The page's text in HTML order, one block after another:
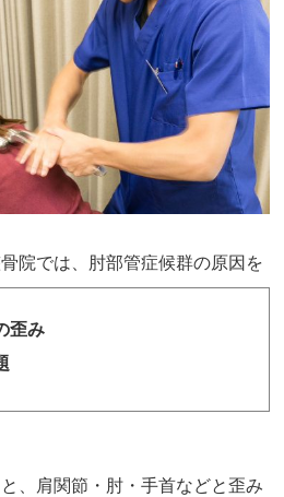
院では、肘部管症候群の原因を
歪み
、肩関節・肘・手首などと歪み